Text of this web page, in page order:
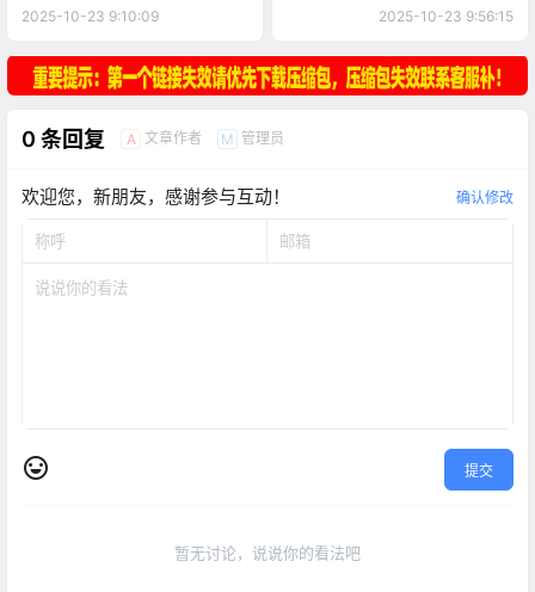
2025-10-23 9:10:09 2025-10-23 9:56:15
0 条回复 A 文章作者 M 管理员
欢迎您，新朋友，感谢参与互动！ 确认修改
提交
暂无讨论，说说你的看法吧